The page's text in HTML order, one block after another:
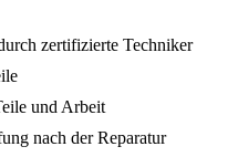
zertifizierte Techniker
und Arbeit
nach der Reparatur